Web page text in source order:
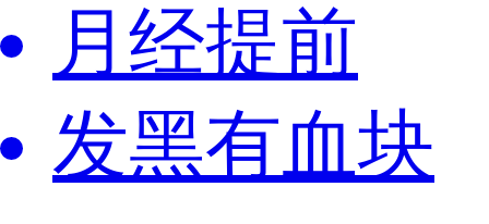
月经提前
发黑有血块